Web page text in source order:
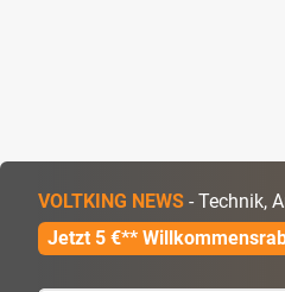
VOLTKING NEWS - Technik,
Jetzt 5 €**